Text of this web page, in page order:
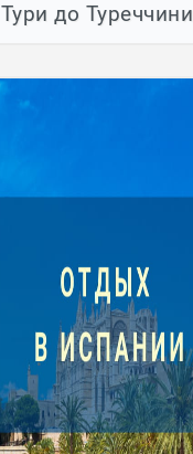
Тури до Туреччини